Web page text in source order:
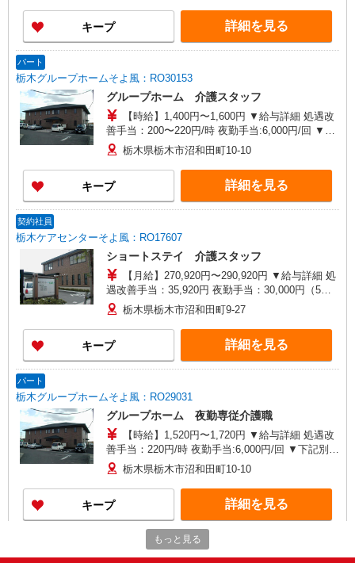
善手当は試用期間中(3ヶ月)は支給なし
キープ 詳細を見る
パート
栃木グループホームそよ風：RO30153
グループホーム 介護スタッフ
【時給】1,400円〜1,600円 ▼給与詳細 処遇改
善手当：200〜220円/時 夜勤手当:6,000円/回 ▼下
記別途支給 通勤手当 年末年始手当：380円/時 寸
志あり：年2回（6月・12月） ※業績による ※処
遇改善手当は試用期間中(3ヶ月)は支給なし
栃木県栃木市沼和田町10-10
キープ 詳細を見る
契約社員
栃木ケアセンターそよ風：RO17607
ショートステイ 介護スタッフ
【月給】270,920円〜290,920円 ▼給与詳細 処
遇改善手当：35,920円 夜勤手当：30,000円（5回
分） ※6回目以降は1回6,000円支給 ▼下記別途支
給 通勤手当 年末年始手当：380円/時 寸志あり：
年2回（6月・12月） ※業績による 特別報酬：平
均34.1万円（最高額135万円） ※2025年6月支給実
績 ※処遇改善手当は試用期間中(3ヶ月)は支給なし
栃木県栃木市沼和田町9-27
キープ 詳細を見る
パート
栃木グループホームそよ風：RO29031
グループホーム 夜勤専従介護職
【時給】1,520円〜1,720円 ▼給与詳細 処遇改
善手当：220円/時 夜勤手当:6,000円/回 ▼下記別途
支給 通勤手当 年末年始手当：380円/時 寸志あ
り：年2回（6月・12月） ※業績による ※処遇改
善手当は試用期間中(3ヶ月)は支給なし
栃木県栃木市沼和田町10-10
キープ 詳細を見る
株式会社kotrio /●UT-H-1733528
もっと見る